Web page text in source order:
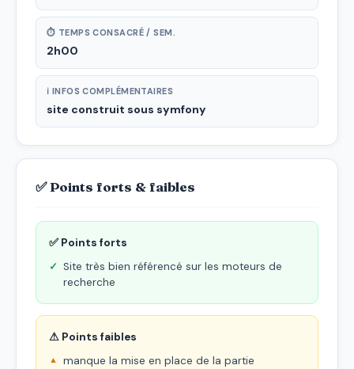
⏱ TEMPS CONSACRÉ / SEM.
2h00
ℹ INFOS COMPLÉMENTAIRES
site construit sous symfony
✅ Points forts & faibles
✅ Points forts
Site très bien référencé sur les moteurs de
recherche
⚠ Points faibles
manque la mise en place de la partie